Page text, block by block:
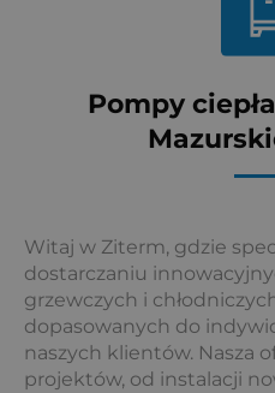
Pompy
Witaj w Ziterm, gdzie
dostarczaniu
grzewczych i
dopasowanych do
naszych klientów. Nasza
projektów, od instalacji